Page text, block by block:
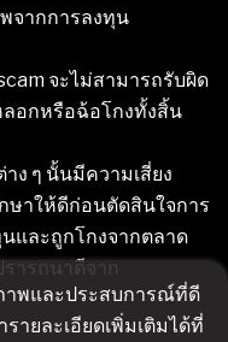
าพและประสบการณ์ที่ดี
ายละเอียดเพิ่มเติมได้ที่
จากการลงทุน
จะไม่สามารถรับผิด
ลอกหรือฉ้อโกงทั้งสิ้น
ง ๆ นั้นมีความเสี่ยง
ษาให้ดีก่อนตัดสินใจการ
และถูกโกงจากตลาด
ารถนาดีจาก